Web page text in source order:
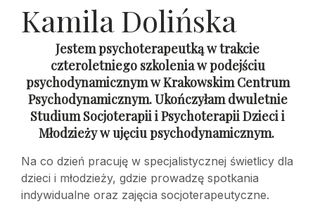
Kamila Dolińska
Jestem psychoterapeutką w trakcie
czteroletniego szkolenia w podejściu
psychodynamicznym w Krakowskim Centrum
Psychodynamicznym. Ukończyłam dwuletnie
Studium Socjoterapii i Psychoterapii Dzieci i
Młodzieży w ujęciu psychodynamicznym.
Na co dzień pracuję w specjalistycznej świetlicy dla
dzieci i młodzieży, gdzie prowadzę spotkania
indywidualne oraz zajęcia socjoterapeutyczne.